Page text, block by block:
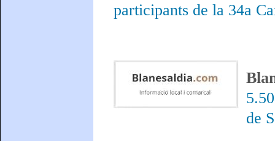
participants de la 34a
de